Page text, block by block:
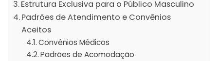
Estrutura Exclusiva para o Público Masculino
Padrões de Atendimento e Convênios
Aceitos
Convênios Médicos
Padrões de Acomodação